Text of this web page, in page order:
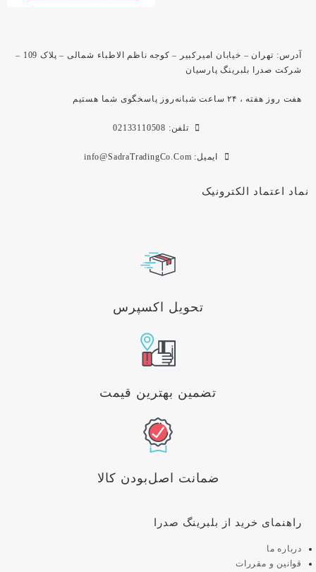
آدرس: تهران – خیابان امیرکبیر – کوجه ناظم الاطباء شمالی – پلاک 109 –
شرکت صدرا بلبرینگ پارسیان
هفت روز هفته ، ۲۴ ساعت شبانه‌روز پاسخگوی شما هستیم
تلفن: 02133110508
ایمیل: info@SadraTradingCo.Com
نماد اعتماد الکترونیک
تحویل اکسپرس
تضمین بهترین قیمت
ضمانت اصل‌بودن کالا
راهنمای خرید از بلبرینگ صدرا
درباره ما
قوانین و مقررات